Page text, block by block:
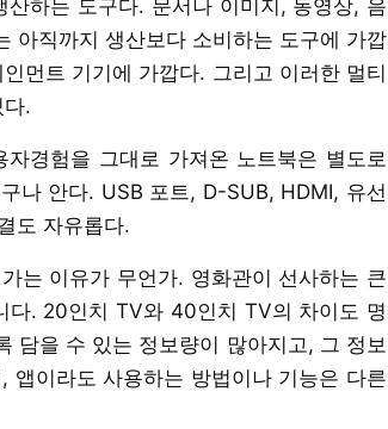
하는 도구다. 문서나 이미지, 동영상, 음
아직까지 생산보다 소비하는 도구에 가깝
먼트 기기에 가깝다. 그리고 이러한 멀티
.
경험을 그대로 가져온 노트북은 별도로
나 안다. USB 포트, D-SUB, HDMI, 유선
도 자유롭다.
는 이유가 무언가. 영화관이 선사하는 큰
다. 20인치 TV와 40인치 TV의 차이도 명
담을 수 있는 정보량이 많아지고, 그 정보
앱이라도 사용하는 방법이나 기능은 다른